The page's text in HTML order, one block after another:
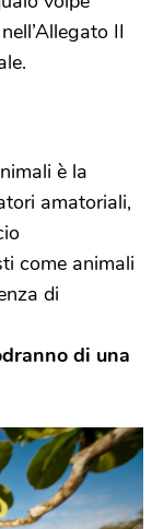
II
è la
amatoriali,
come animali
di
di una